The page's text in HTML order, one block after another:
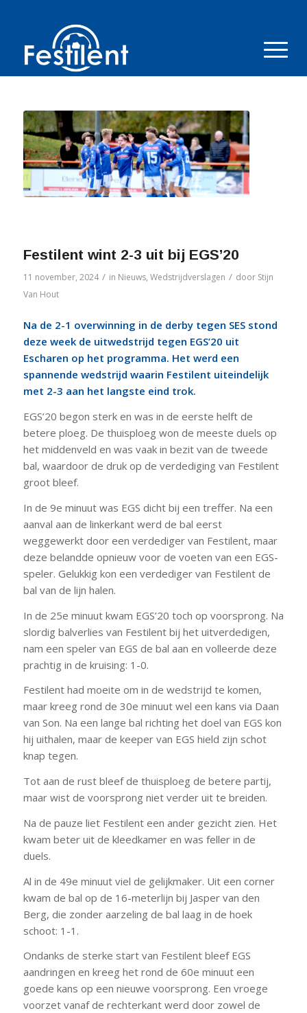
Festilent wint 2-3 uit bij EGS’20
11 november, 2024 / in Nieuws, Wedstrijdverslagen / door Stijn
Van Hout
Na de 2-1 overwinning in de derby tegen SES stond
deze week de uitwedstrijd tegen EGS’20 uit
Escharen op het programma. Het werd een
spannende wedstrijd waarin Festilent uiteindelijk
met 2-3 aan het langste eind trok.
EGS’20 begon sterk en was in de eerste helft de
betere ploeg. De thuisploeg won de meeste duels op
het middenveld en was vaak in bezit van de tweede
bal, waardoor de druk op de verdediging van Festilent
groot bleef.
In de 9e minuut was EGS dicht bij een treffer. Na een
aanval aan de linkerkant werd de bal eerst
weggewerkt door een verdediger van Festilent, maar
deze belandde opnieuw voor de voeten van een EGS-
speler. Gelukkig kon een verdediger van Festilent de
bal van de lijn halen.
In de 25e minuut kwam EGS’20 toch op voorsprong. Na
slordig balverlies van Festilent bij het uitverdedigen,
nam een speler van EGS de bal aan en volleerde deze
prachtig in de kruising: 1-0.
Festilent had moeite om in de wedstrijd te komen,
maar kreeg rond de 30e minuut wel een kans via Daan
van Son. Na een lange bal richting het doel van EGS kon
hij uithalen, maar de keeper van EGS hield zijn schot
knap tegen.
Tot aan de rust bleef de thuisploeg de betere partij,
maar wist de voorsprong niet verder uit te breiden.
Na de pauze liet Festilent een ander gezicht zien. Het
kwam beter uit de kleedkamer en was feller in de
duels.
Al in de 49e minuut viel de gelijkmaker. Uit een corner
kwam de bal op de 16-meterlijn bij Jasper van den
Berg, die zonder aarzeling de bal laag in de hoek
schoot: 1-1.
Ondanks de sterke start van Festilent bleef EGS
aandringen en kreeg het rond de 60e minuut een
goede kans op een nieuwe voorsprong. Een vroege
voorzet vanaf de rechterkant werd door zowel de